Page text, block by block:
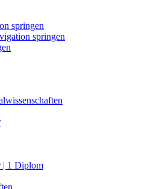
springen
springen
| 1 Diplom